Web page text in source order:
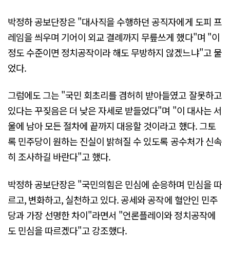
박정하 공보단장은 "대사직을 수행하던 공직자에게 도피 프
레임을 씌우며 기어이 외교 결례까지 무릎쓰게 했다"며 "이
정도 수준이면 정치공작이라 해도 무방하지 않겠느냐"고 물
었다.
그럼에도 그는 "국민 회초리를 겸허히 받아들였고 잘못하고
있다는 꾸짖음은 더 낮은 자세로 받들었다"며 "이 대사는 서
울에 남아 모든 절차에 끝까지 대응할 것이라고 했다. 그토
록 민주당이 원하는 진실이 밝혀질 수 있도록 공수처가 신속
히 조사하길 바란다"고 했다.
박정하 공보단장은 "국민의힘은 민심에 순응하며 민심을 따
르고, 변화하고, 실천하고 있다. 공세와 공작에 혈안인 민주
당과 가장 선명한 차이"라면서 "언론플레이와 정치공작에
도 민심을 따르겠다"고 강조했다.